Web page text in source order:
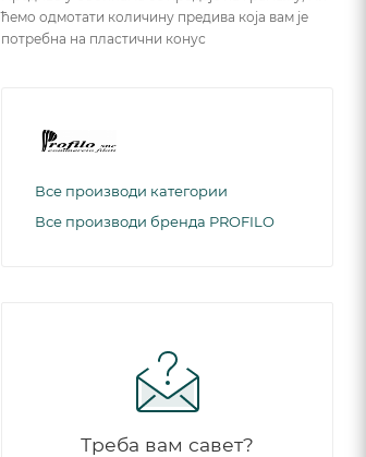
ћемо одмотати количину предива која вам је
потребна на пластични конус
Все производи категории
Все производи бренда PROFILO
Треба вам савет?